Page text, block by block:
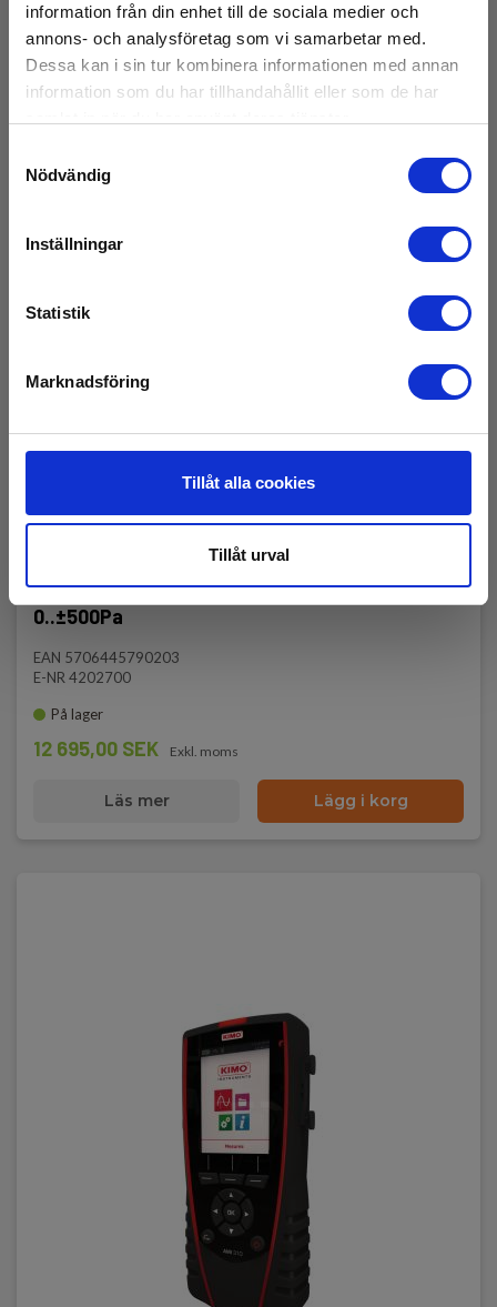
information från din enhet till de sociala medier och
annons- och analysföretag som vi samarbetar med.
Dessa kan i sin tur kombinera informationen med annan
information som du har tillhandahållit eller som de har
Nödvändig
Inställningar
Statistik
Marknadsföring
Tillåt alla cookies
Tillåt urval
Läs mer Lägg i korg
Kimo/Sauermann MP210P. Differenstryck:
0..±500Pa
EAN 5706445790203
E-NR 4202700
På lager
12 695,00 SEK Exkl. moms
Läs mer Lägg i korg